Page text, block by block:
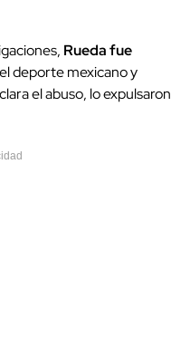
Rueda fue
deporte mexicano y
el abuso, lo expulsaron